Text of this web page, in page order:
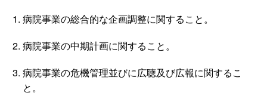
病院事業の総合的な企画調整に関すること。
病院事業の中期計画に関すること。
病院事業の危機管理並びに広聴及び広報に関するこ
と。